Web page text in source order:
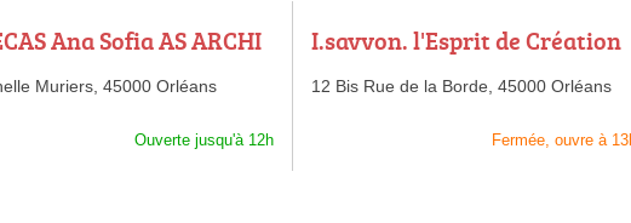
Ana Sofia AS ARCHI
Muriers, 45000 Orléans
Ouverte jusqu'à 12h
I.savvon. l'Esprit de Création
12 Bis Rue de la Borde,45000 Orléans
Fermée, ouvre à